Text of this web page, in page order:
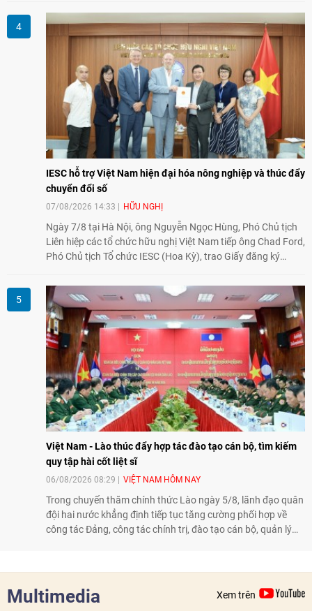
tình hữu nghị, đồng thời từng bước mở rộng hoạt động từ
giao lưu truyền thống sang kết nối địa phương, doanh
nghiệp, giáo dục, văn hóa và thế hệ trẻ, góp phần tăng
cường sự hiểu biết và hợp tác giữa nhân dân hai nước.
IESC hỗ trợ Việt Nam hiện đại hóa nông nghiệp và thúc đẩy
chuyển đổi số
07/08/2026 14:33 HỮU NGHỊ
Ngày 7/8 tại Hà Nội, ông Nguyễn Ngọc Hùng, Phó Chủ tịch
Liên hiệp các tổ chức hữu nghị Việt Nam tiếp ông Chad Ford,
Phó Chủ tịch Tổ chức IESC (Hoa Kỳ), trao Giấy đăng ký
đổi về định hướng triển khai Dự án "Mở rộng Thương mại
Nông nghiệp và An toàn thực phẩm Hoa Kỳ - Việt Nam",
hướng tới thúc đẩy chuyển đổi số, hiện đại hóa nông nghiệp
và mở rộng hợp tác phát triển giữa hai nước.
Việt Nam - Lào thúc đẩy hợp tác đào tạo cán bộ, tìm kiếm
quy tập hài cốt liệt sĩ
06/08/2026 08:29 VIỆT NAM HÔM NAY
Trong chuyến thăm chính thức Lào ngày 5/8, lãnh đạo quân
đội hai nước khẳng định tiếp tục tăng cường phối hợp về
công tác Đảng, công tác chính trị, đào tạo cán bộ, quản lý
Multimedia Xem trên